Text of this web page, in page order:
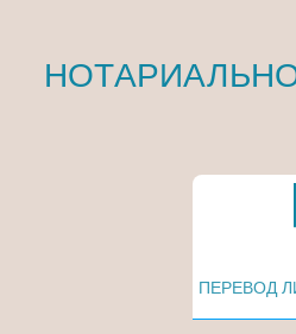
ПЕРЕВОД